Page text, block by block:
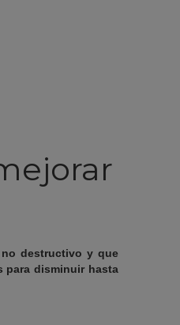
destructivo y que
para disminuir hasta